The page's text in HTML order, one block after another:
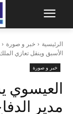
الرئيسية خبر و صورة
الأسبق وينقل تعازي
خبر و صورة
العيسوي
مدير